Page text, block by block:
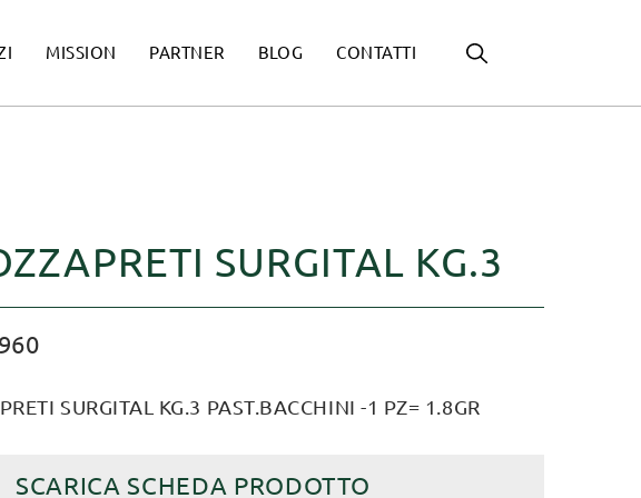
MISSION PARTNER BLOG CONTATTI
SURGITAL KG.3
SURGITAL KG.3 PAST.BACCHINI -1 PZ= 1.8GR
SCARICA SCHEDA PRODOTTO